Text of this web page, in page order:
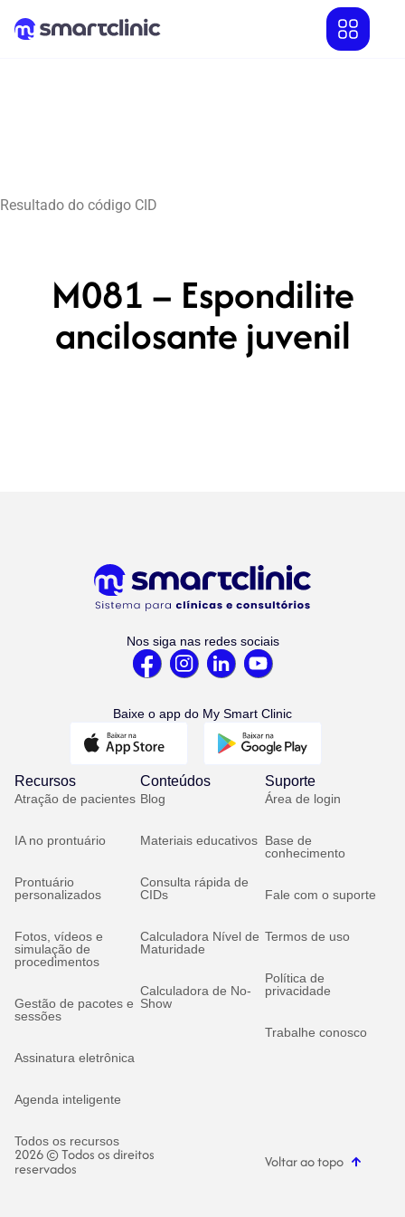
Resultado do código CID
M081 – Espondilite
ancilosante juvenil
Nos siga nas redes sociais
Baixe o app do My Smart Clinic
Recursos
Atração de pacientes
IA no prontuário
Prontuário
personalizados
Fotos, vídeos e
simulação de
procedimentos
Gestão de pacotes e
sessões
Assinatura eletrônica
Agenda inteligente
Todos os recursos
Conteúdos
Blog
Materiais educativos
Consulta rápida de
CIDs
Calculadora Nível de
Maturidade
Calculadora de No-
Show
Suporte
Área de login
Base de
conhecimento
Fale com o suporte
Termos de uso
Política de
privacidade
Trabalhe conosco
2026 © Todos os direitos
reservados Voltar ao topo